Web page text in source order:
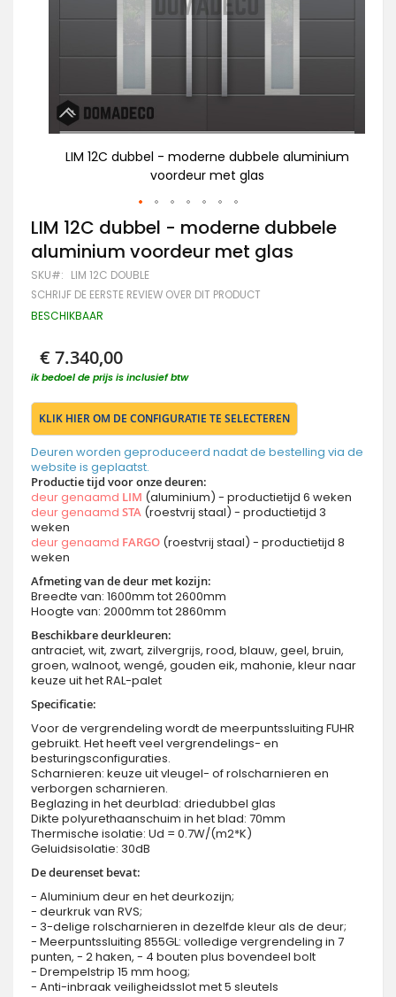
LIM 12C dubbel - moderne dubbele aluminium
voordeur met glas
Ga
naar
het
begin
van
de
afbeeldingen-
LIM 12C dubbel - moderne dubbele
aluminium voordeur met glas
SKU LIM 12C DOUBLE
SCHRIJF DE EERSTE REVIEW OVER DIT PRODUCT
BESCHIKBAAR
€ 7.340,00
ik bedoel de prijs is inclusief btw
KLIK HIER OM DE CONFIGURATIE TE SELECTEREN
Deuren worden geproduceerd nadat de bestelling via de
website is geplaatst.
Productie tijd voor onze deuren:
deur genaamd LIM (aluminium) - productietijd 6 weken
deur genaamd STA (roestvrij staal) - productietijd 3
weken
deur genaamd FARGO (roestvrij staal) - productietijd 8
weken
Afmeting van de deur met kozijn:
Breedte van: 1600mm tot 2600mm
Hoogte van: 2000mm tot 2860mm
Beschikbare deurkleuren:
antraciet, wit, zwart, zilvergrijs, rood, blauw, geel, bruin,
groen, walnoot, wengé, gouden eik, mahonie, kleur naar
keuze uit het RAL-palet
Specificatie:
Voor de vergrendeling wordt de meerpuntssluiting FUHR
gebruikt. Het heeft veel vergrendelings- en
besturingsconfiguraties.
Scharnieren: keuze uit vleugel- of rolscharnieren en
verborgen scharnieren.
Beglazing in het deurblad: driedubbel glas
Dikte polyurethaanschuim in het blad: 70mm
Thermische isolatie: Ud = 0.7W/(m2*K)
Geluidsisolatie: 30dB
De deurenset bevat:
- Aluminium deur en het deurkozijn;
- deurkruk van RVS;
- 3-delige rolscharnieren in dezelfde kleur als de deur;
- Meerpuntssluiting 855GL: volledige vergrendeling in 7
punten, - 2 haken, - 4 bouten plus bovendeel bolt
- Drempelstrip 15 mm hoog;
- Anti-inbraak veiligheidsslot met 5 sleutels